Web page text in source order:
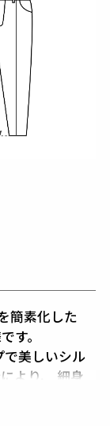
簡素化した
す。
美しいシル
より、 細身
くれます。
ンをラペル